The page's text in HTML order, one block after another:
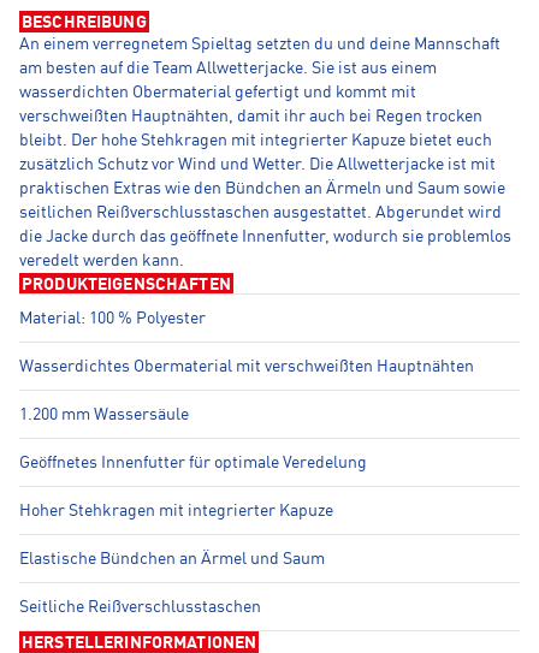
BESCHREIBUNG
An einem verregnetem Spieltag setzten du und deine Mannschaft
am besten auf die Team Allwetterjacke. Sie ist aus einem
wasserdichten Obermaterial gefertigt und kommt mit
verschweißten Hauptnähten, damit ihr auch bei Regen trocken
bleibt. Der hohe Stehkragen mit integrierter Kapuze bietet euch
zusätzlich Schutz vor Wind und Wetter. Die Allwetterjacke ist mit
praktischen Extras wie den Bündchen an Ärmeln und Saum sowie
seitlichen Reißverschlusstaschen ausgestattet. Abgerundet wird
die Jacke durch das geöffnete Innenfutter, wodurch sie problemlos
veredelt werden kann.
PRODUKTEIGENSCHAFTEN
Material: 100 % Polyester
Wasserdichtes Obermaterial mit verschweißten Hauptnähten
1.200 mm Wassersäule
Geöffnetes Innenfutter für optimale Veredelung
Hoher Stehkragen mit integrierter Kapuze
Elastische Bündchen an Ärmel und Saum
Seitliche Reißverschlusstaschen
HERSTELLERINFORMATIONEN